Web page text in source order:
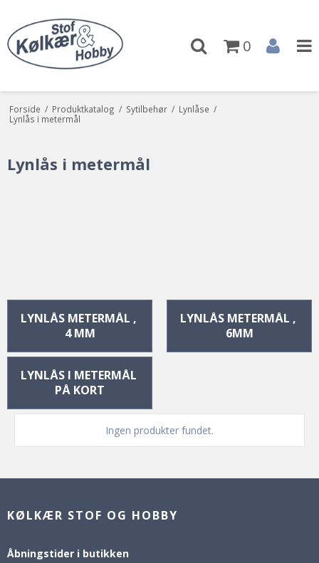
0
Forside / Produktkatalog / Sytilbehør / Lynlåse /
Lynlås i metermål
Lynlås i metermål
LYNLÅS METERMÅL ,
4 MM
LYNLÅS METERMÅL ,
6MM
LYNLÅS I METERMÅL
PÅ KORT
Ingen produkter fundet.
KØLKÆR STOF OG HOBBY
Åbningstider i butikken